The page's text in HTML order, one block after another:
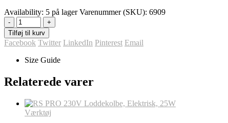
Availability: 5 på lager Varenummer (SKU): 6909
-
+
Tilføj til kurv
Facebook Twitter LinkedIn Pinterest Email
Size Guide
Relaterede varer
Værktøj